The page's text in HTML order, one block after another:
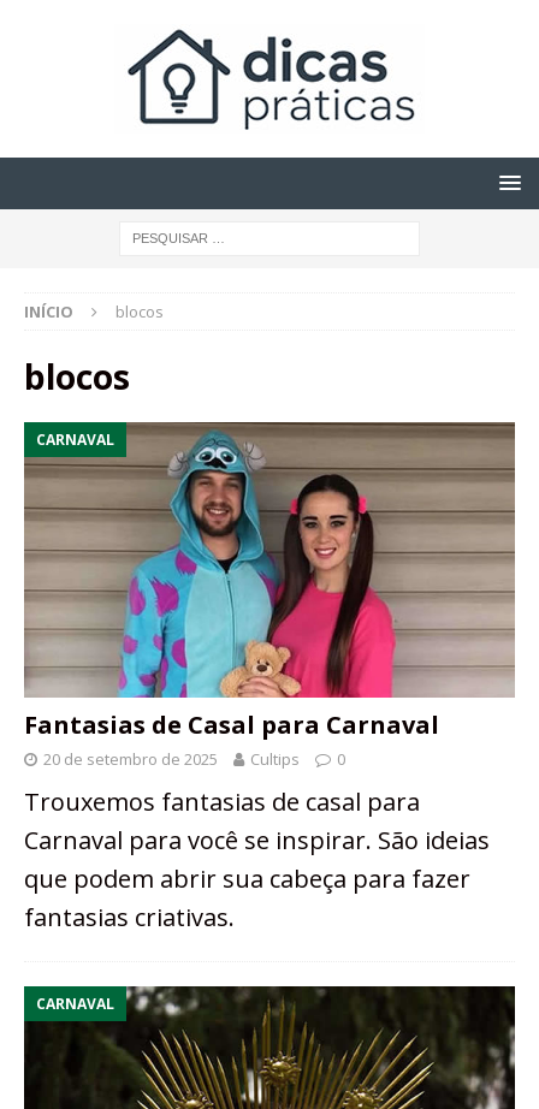
INÍCIO blocos
blocos
CARNAVAL
Fantasias de Casal para Carnaval
20 de setembro de 2025 Cultips 0
Trouxemos fantasias de casal para
Carnaval para você se inspirar. São ideias
que podem abrir sua cabeça para fazer
fantasias criativas.
CARNAVAL